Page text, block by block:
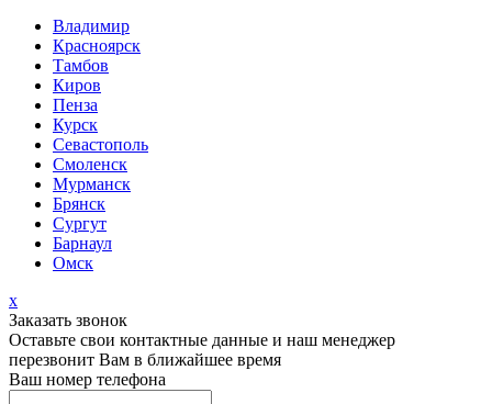
Владимир
Красноярск
Тамбов
Киров
Пенза
Курск
Севастополь
Смоленск
Мурманск
Брянск
Сургут
Барнаул
Омск
х
Заказать звонок
Оставьте свои контактные данные и наш менеджер
перезвонит Вам в ближайшее время
Ваш номер телефона